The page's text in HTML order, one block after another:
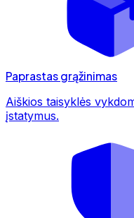
Paprastas grąžinimas
Aiškios taisyklės
įstatymus.